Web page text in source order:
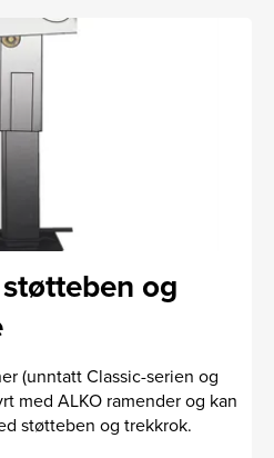
og
(unntatt Classic-serien og
med AL­KO ramender og kan
støtteben og trekkrok.